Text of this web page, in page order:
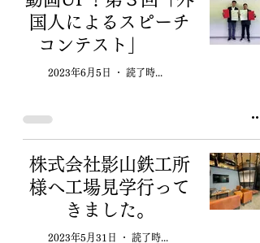
国人によるスピーチ
コンテスト」
2023年6月5日 読了時間: 1分
株式会社影山鉄工所
様へ工場見学行って
きました。
2023年5月31日 読了時間: 2分